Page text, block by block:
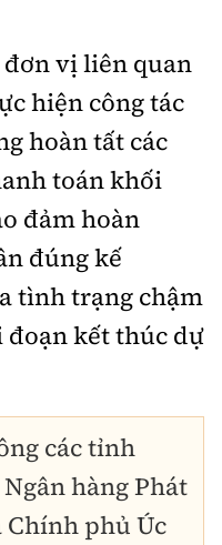
đơn vị liên quan
hiện công tác
hoàn tất các
toán khối
đảm hoàn
đúng kế
tình trạng chậm
kết thúc dự
các tỉnh
hàng Phát
Chính phủ Úc